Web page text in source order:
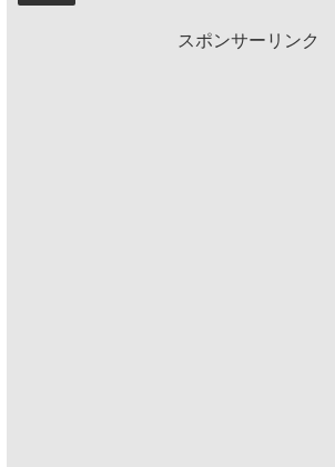
スポンサーリンク